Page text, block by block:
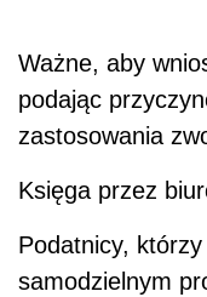
Ważne, aby
podając
zastosowania
Księga przez
Podatnicy, którzy
samodzielnym